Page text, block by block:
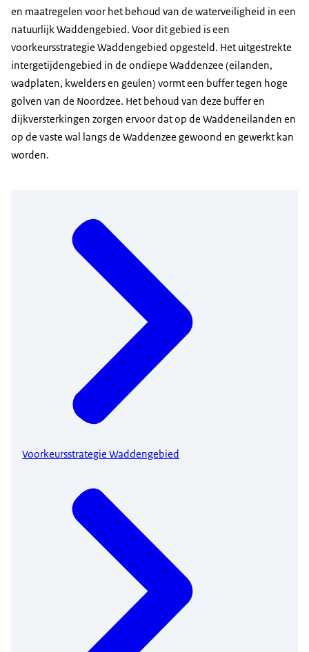
en maatregelen voor het behoud van de waterveiligheid in een
natuurlijk Waddengebied. Voor dit gebied is een
voorkeursstrategie Waddengebied opgesteld. Het uitgestrekte
intergetijdengebied in de ondiepe Waddenzee (eilanden,
wadplaten, kwelders en geulen) vormt een buffer tegen hoge
golven van de Noordzee. Het behoud van deze buffer en
dijkversterkingen zorgen ervoor dat op de Waddeneilanden en
op de vaste wal langs de Waddenzee gewoond en gewerkt kan
worden.
Voorkeursstrategie Waddengebied